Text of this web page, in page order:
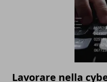
Lavorare nella